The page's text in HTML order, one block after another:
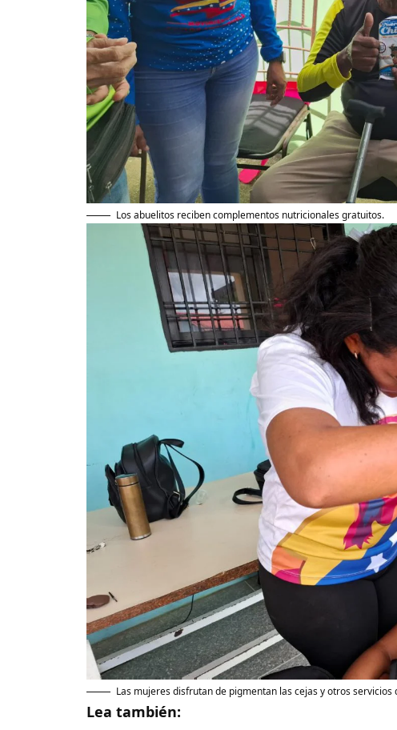
Los abuelitos reciben complementos nutricionales gratuitos.
Las mujeres disfrutan de pigmentan las cejas y otros servicios
Lea también: